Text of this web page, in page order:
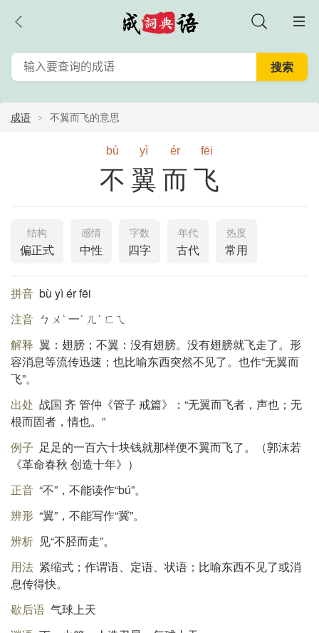
成语 不翼而飞的意思
bù yì ér fēi
不翼而飞
结构
偏正式
感情
中性
字数
四字
年代
古代
热度
常用
拼音 bù yì ér fēi
注音 ㄅㄨˋ 一ˋ ㄦˊ ㄈㄟ
解释 翼：翅膀；不翼：没有翅膀。没有翅膀就飞走了。形
容消息等流传迅速；也比喻东西突然不见了。也作“无翼而
飞”。
出处 战国 齐 管仲《管子 戒篇》：“无翼而飞者，声也；无
根而固者，情也。”
例子 足足的一百六十块钱就那样便不翼而飞了。（郭沫若
《革命春秋 创造十年》）
正音 “不”，不能读作“bú”。
辨形 “翼”，不能写作“冀”。
辨析 见“不胫而走”。
用法 紧缩式；作谓语、定语、状语；比喻东西不见了或消
息传得快。
歇后语 气球上天